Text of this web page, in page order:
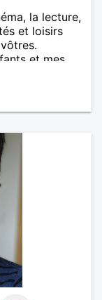
la lecture,
et loisirs
et mes
pour le
à l’écoute,
pour une
et où
Je
Au plaisir de